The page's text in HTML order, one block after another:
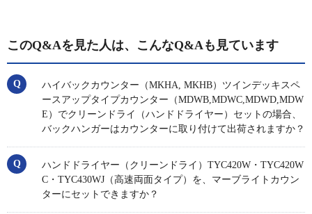
このQ&Aを見た人は、こんなQ&Aも見ています
ハイバックカウンター（MKHA, MKHB）ツインデッキスペ
ースアップタイプカウンター（MDWB,MDWC,MDWD,MDW
E）でクリーンドライ（ハンドドライヤー）セットの場合、
バックハンガーはカウンターに取り付けて出荷されますか？
ハンドドライヤー（クリーンドライ）TYC420W・TYC420W
C・TYC430WJ（高速両面タイプ）を、マーブライトカウン
ターにセットできますか？